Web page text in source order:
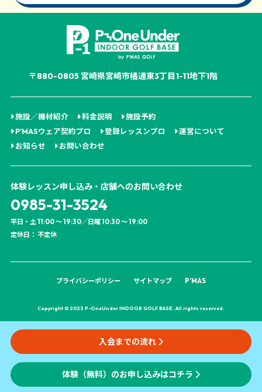
〒880-0805 宮崎県宮崎市橘通東3丁目1-11地下1階
施設／機材紹介 料金説明
施設予約
P’MASウェア契約プロ
登録レッスンプロ
運営について
お知らせ
お問い合わせ
体験レッスン申し込み・店舗へのお問い合わせ
0985-31-3524
平日・土 11:00 ～ 19:30／日曜 10:30 ～ 19:00
定休日： 不定休
プライバシーポリシー サイトマップ P’MAS
Copyright © 2023 P-OneUnder INDOOR GOLF BASE. All rights reserved.
入会までの流れ
体験（無料）のお申し込みはコチラ